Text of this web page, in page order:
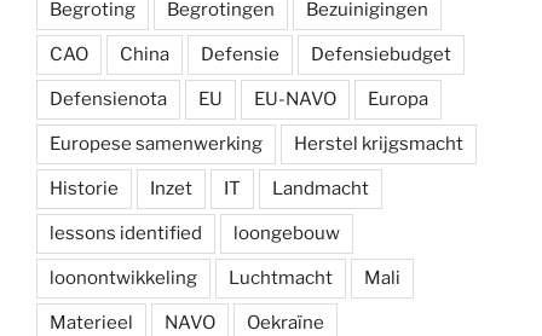
Begroting Begrotingen Bezuinigingen
CAO China Defensie Defensiebudget
Defensienota EU EU-NAVO Europa
Europese samenwerking Herstel krijgsmacht
Historie Inzet IT Landmacht
lessons identified loongebouw
loonontwikkeling Luchtmacht Mali
Materieel NAVO Oekraïne